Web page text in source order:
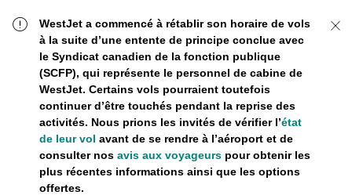
WestJet a commencé à rétablir son horaire de vols
à la suite d’une entente de principe conclue avec
le Syndicat canadien de la fonction publique
(SCFP), qui représente le personnel de cabine de
WestJet. Certains vols pourraient toutefois
continuer d’être touchés pendant la reprise des
activités. Nous prions les invités de vérifier l’état
de leur vol avant de se rendre à l’aéroport et de
consulter nos avis aux voyageurspour obtenir les
plus récentes informations ainsi que les options
offertes.